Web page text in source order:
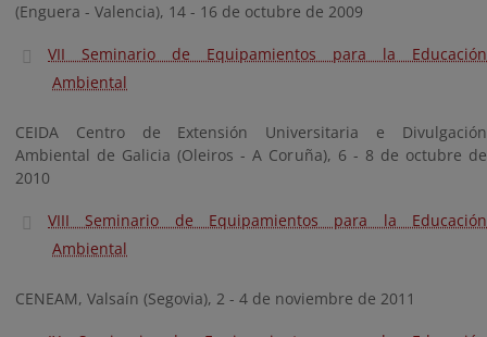
(Enguera - Valencia), 14 - 16 de octubre de 2009
VII Seminario de Equipamientos para la Educación
Ambiental
CEIDA Centro de Extensión Universitaria e Divulgación
Ambiental de Galicia (Oleiros - A Coruña), 6 - 8 de octubre de
2010
VIII Seminario de Equipamientos para la Educación
Ambiental
CENEAM, Valsaín (Segovia), 2 - 4 de noviembre de 2011